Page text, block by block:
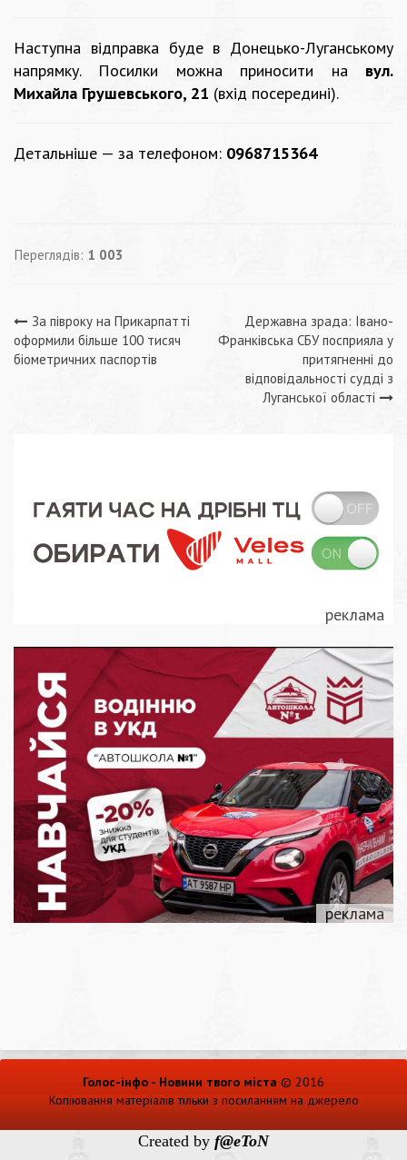
Наступна відправка буде в Донецько-Луганському
напрямку. Посилки можна приносити на вул.
Михайла Грушевського, 21 (вхід посередині).
Детальніше — за телефоном: 0968715364
Переглядів: 1 003
Навігація
записів
За півроку на Прикарпатті
оформили більше 100 тисяч
біометричних паспортів
Державна зрада: Івано-
Франківська СБУ посприяла у
притягненні до
відповідальності судді з
Луганської області
Голос-інфо - Новини твого міста © 2016
Копіювання матеріалів тільки з посиланням на джерело
Created by f@eToN